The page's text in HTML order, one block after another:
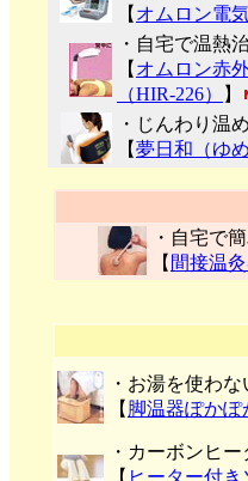
【 オムロン電
・自宅で温熱
【 オムロン赤
（HIR-226）
】
・じんわり温
【夢日和（ゆ
・自宅で
【 間接温
・お湯を使わ
【 脚温器ぽかぽ
・カーボンヒ
【 ヒーター付